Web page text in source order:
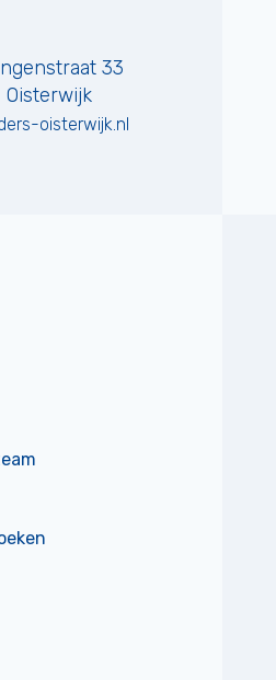
33
Oisterwijk
oisterwijk.nl